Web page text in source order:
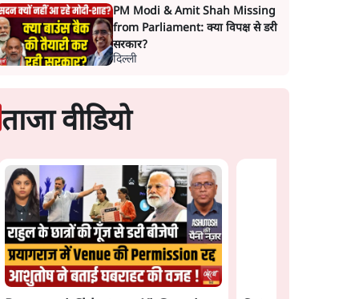
PM Modi & Amit Shah Missing
from Parliament: क्या विपक्ष से डरी
सरकार?
दिल्ली
ताजा वीडियो